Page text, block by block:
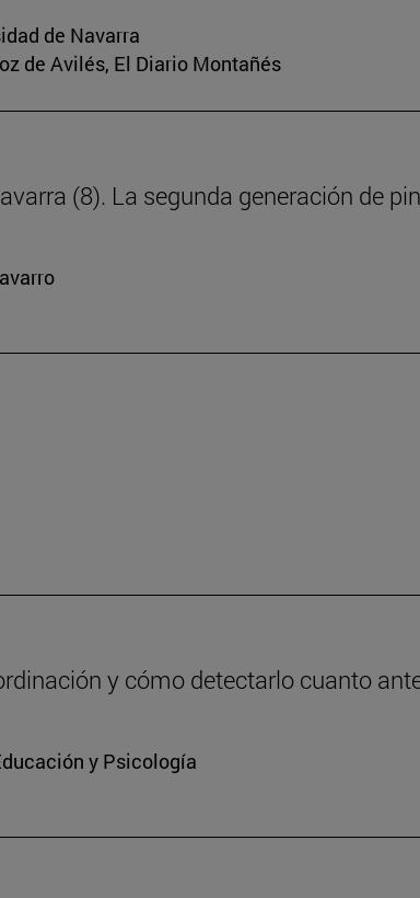
de Navarra
de Avilés, El Diario Montañés
(8). La segunda generación de
y cómo detectarlo cuanto
y Psicología